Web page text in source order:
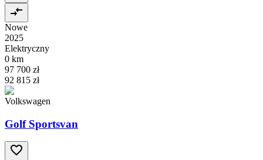
Nowe
2025
Elektryczny
0 km
97 700 zł
92 815 zł
Volkswagen
Golf Sportsvan